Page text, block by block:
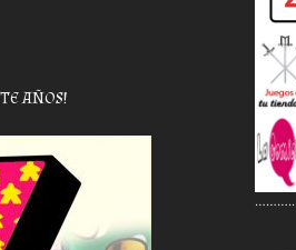
AÑOS!
………..